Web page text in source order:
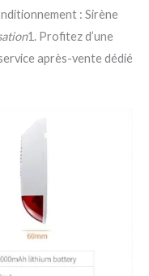
: Sirène
1. Profitez d’une
après-vente dédié